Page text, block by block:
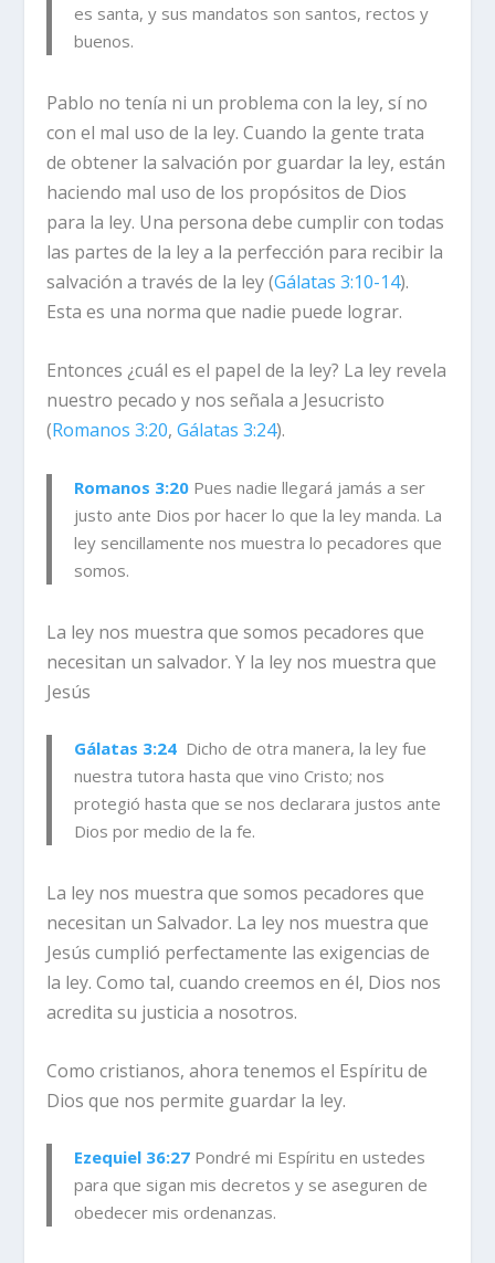
es santa, y sus mandatos son santos, rectos y
buenos.
Pablo no tenía ni un problema con la ley, sí no
con el mal uso de la ley. Cuando la gente trata
de obtener la salvación por guardar la ley, están
haciendo mal uso de los propósitos de Dios
para la ley. Una persona debe cumplir con todas
las partes de la ley a la perfección para recibir la
salvación a través de la ley (Gálatas 3:10-14).
Esta es una norma que nadie puede lograr.
Entonces ¿cuál es el papel de la ley? La ley revela
nuestro pecado y nos señala a Jesucristo
(Romanos 3:20,Gálatas 3:24).
Romanos 3:20 Pues nadie llegará jamás a ser
justo ante Dios por hacer lo que la ley manda. La
ley sencillamente nos muestra lo pecadores que
somos.
La ley nos muestra que somos pecadores que
necesitan un salvador. Y la ley nos muestra que
Jesús
Gálatas 3:24 Dicho de otra manera, la ley fue
nuestra tutora hasta que vino Cristo; nos
protegió hasta que se nos declarara justos ante
Dios por medio de la fe.
La ley nos muestra que somos pecadores que
necesitan un Salvador. La ley nos muestra que
Jesús cumplió perfectamente las exigencias de
la ley. Como tal, cuando creemos en él, Dios nos
acredita su justicia a nosotros.
Como cristianos, ahora tenemos el Espíritu de
Dios que nos permite guardar la ley.
Ezequiel 36:27 Pondré mi Espíritu en ustedes
para que sigan mis decretos y se aseguren de
obedecer mis ordenanzas.